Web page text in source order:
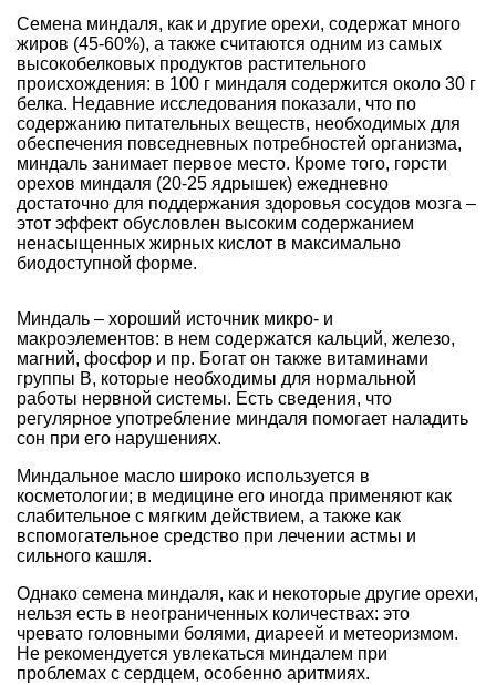
Семена миндаля, как и другие орехи, содержат много
жиров (45-60%), а также считаются одним из самых
высокобелковых продуктов растительного
происхождения: в 100 г миндаля содержится около 30 г
белка. Недавние исследования показали, что по
содержанию питательных веществ, необходимых для
обеспечения повседневных потребностей организма,
миндаль занимает первое место. Кроме того, горсти
орехов миндаля (20-25 ядрышек) ежедневно
достаточно для поддержания здоровья сосудов мозга –
этот эффект обусловлен высоким содержанием
ненасыщенных жирных кислот в максимально
биодоступной форме.
Миндаль – хороший источник микро- и
макроэлементов: в нем содержатся кальций, железо,
магний, фосфор и пр. Богат он также витаминами
группы В, которые необходимы для нормальной
работы нервной системы. Есть сведения, что
регулярное употребление миндаля помогает наладить
сон при его нарушениях.
Миндальное масло широко используется в
косметологии; в медицине его иногда применяют как
слабительное с мягким действием, а также как
вспомогательное средство при лечении астмы и
сильного кашля.
Однако семена миндаля, как и некоторые другие орехи,
нельзя есть в неограниченных количествах: это
чревато головными болями, диареей и метеоризмом.
Не рекомендуется увлекаться миндалем при
проблемах с сердцем, особенно аритмиях.